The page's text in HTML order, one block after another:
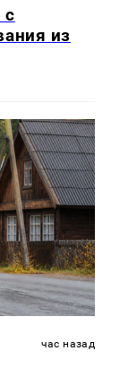
с
из
час назад